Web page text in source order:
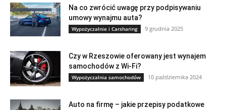
Na co zwrócić uwagę przy podpisywaniu
umowy wynajmu auta?
Wypożyczalnie i Carsharing 9 grudnia 2025
Czy w Rzeszowie oferowany jest wynajem
samochodów z Wi-Fi?
Wypożyczalnia samochodów 10 października 2024
Auto na firmę – jakie przepisy podatkowe